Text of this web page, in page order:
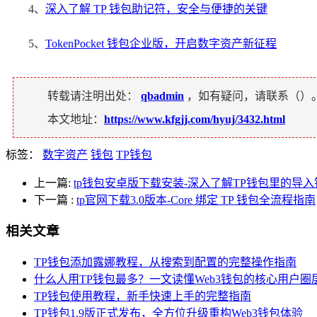
4、 深入了解 TP 钱包助记符，安全与便捷的关键
5、 TokenPocket 钱包企业版，开启数字资产新征程
转载请注明出处： qbadmin ，如有疑问，请联系（）。
本文地址： https://www.kfgjj.com/hyuj/3432.html
标签： 数字资产 钱包 TP钱包
上一篇: tp钱包安卓版下载安装-深入了解TP钱包里的导入
下一篇 : tp官网下载3.0版本-Core 绑定 TP 钱包全流程指南
相关文章
TP钱包添加露娜教程，从搜索到配置的完整操作指南
什么人用TP钱包最多？一文读懂Web3钱包的核心用户圈
TP钱包使用教程，新手快速上手的完整指南
TP钱包1.9版正式发布，全方位升级重构Web3钱包体验